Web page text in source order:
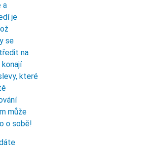
a
je
se
na
které
může
o sobě!